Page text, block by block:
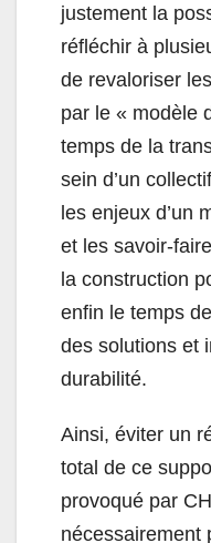
justement la
réfléchir à
de revaloriser
par le « modèle
temps de la
sein d’un
les enjeux d’un
et les savoir-
la construction
enfin le temps
des solutions et
durabilité.
Ainsi, éviter un
total de ce
provoqué par
nécessairement